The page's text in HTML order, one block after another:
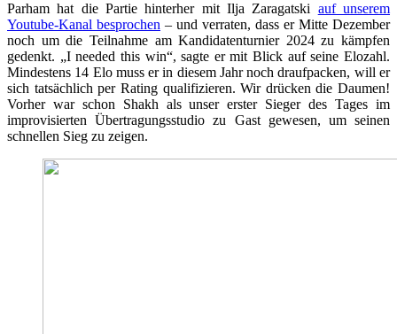
Parham hat die Partie hinterher mit Ilja Zaragatski auf unserem
Youtube-Kanal besprochen – und verraten, dass er Mitte Dezember
noch um die Teilnahme am Kandidatenturnier 2024 zu kämpfen
gedenkt. „I needed this win“, sagte er mit Blick auf seine Elozahl.
Mindestens 14 Elo muss er in diesem Jahr noch draufpacken, will er
sich tatsächlich per Rating qualifizieren. Wir drücken die Daumen!
Vorher war schon Shakh als unser erster Sieger des Tages im
improvisierten Übertragungsstudio zu Gast gewesen, um seinen
schnellen Sieg zu zeigen.